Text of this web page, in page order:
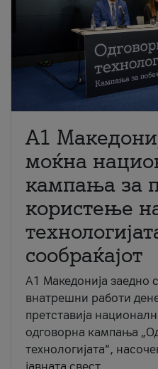
A1
моќна
кампања за
користење
сообраќајот
A1 Македонија заедно
внатрешни работи
претставија
одговорна кампања
технологијата“,